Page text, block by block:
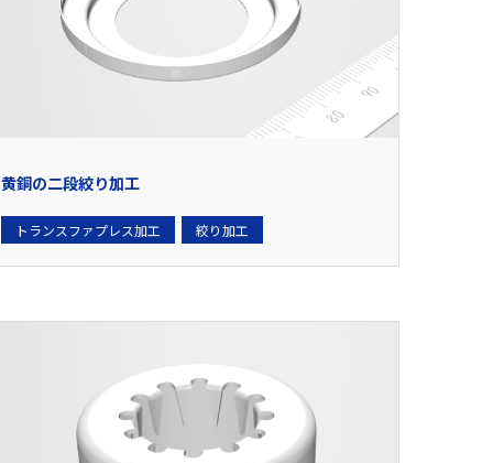
黄銅の二段絞り加工
トランスファプレス加工 絞り加工